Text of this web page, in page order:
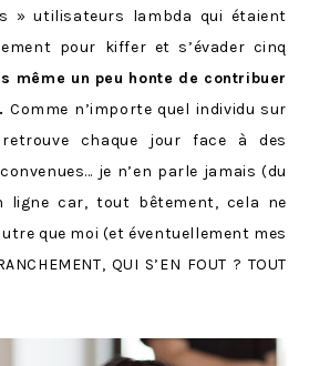
» utilisateurs lambda qui étaient
pour kiffer et s’évader cinq
même un peu honte de contribuer
Comme n’importe quel individu sur
chaque jour face à des
je n’en parle jamais (du
ligne car, tout bêtement, cela ne
que moi (et éventuellement mes
QUI S’EN FOUT ? TOUT